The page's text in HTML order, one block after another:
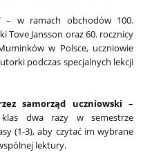
– w ramach obchodów 100.
Tove Jansson oraz 60. rocznicy
w Polsce, uczniowie
podczas specjalnych lekcji
samorząd uczniowski –
klas dwa razy w semestrze
(1-3), aby czytać im wybrane
lektury.